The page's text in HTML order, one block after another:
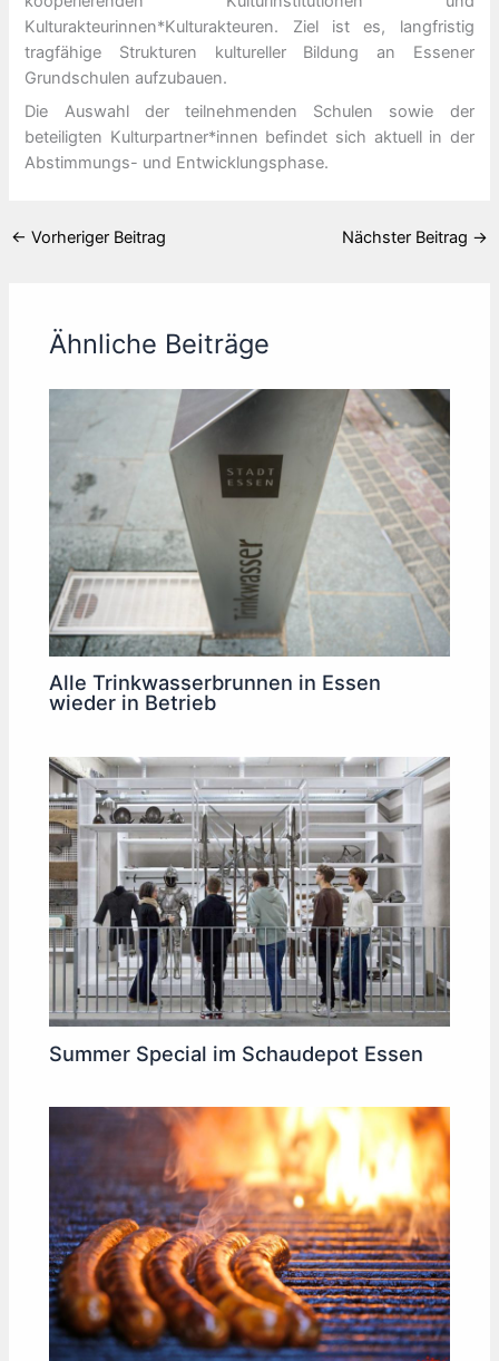
Kulturakteurinnen*Kulturakteuren. Ziel ist es, langfristig
tragfähige Strukturen kultureller Bildung an Essener
Grundschulen aufzubauen.
Die Auswahl der teilnehmenden Schulen sowie der
beteiligten Kulturpartner*innen befindet sich aktuell in der
Abstimmungs- und Entwicklungsphase.
← Vorheriger Beitrag Nächster Beitrag →
Ähnliche Beiträge
Alle Trinkwasserbrunnen in Essen
wieder in Betrieb
Summer Special im Schaudepot Essen